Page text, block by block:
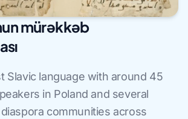
mürəkkəb
Slavic language with around 45
in Poland and several
communities across